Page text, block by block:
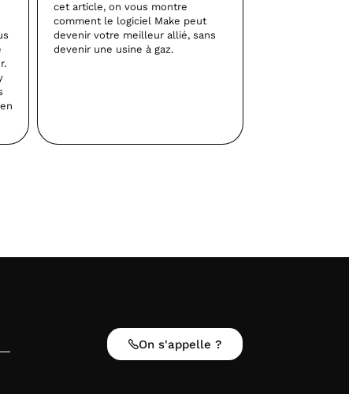
cet article, on vous montre
comment le logiciel Make peut
devenir votre meilleur allié, sans
devenir une usine à gaz.
On s'appelle ?